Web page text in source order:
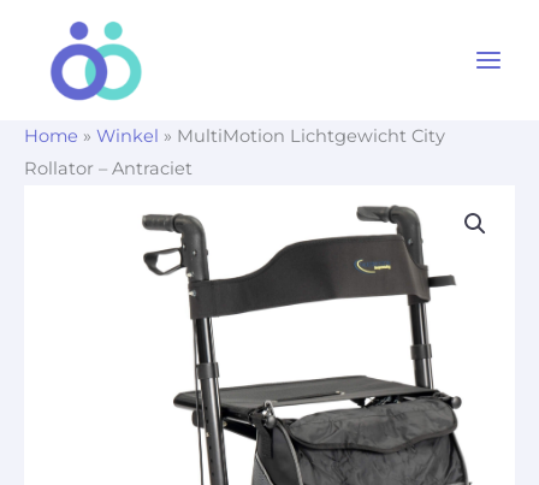
Home » Winkel » MultiMotion Lichtgewicht City
Rollator – Antraciet